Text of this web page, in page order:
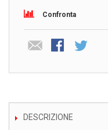
Confronta
DESCRIZIONE